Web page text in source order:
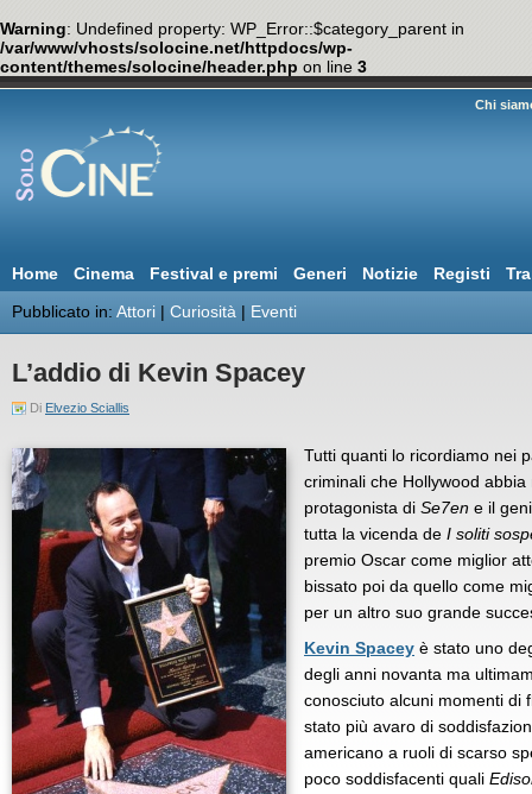
Warning: Undefined property: WP_Error::$category_parent in
/var/www/vhosts/solocine.net/httpdocs/wp-
content/themes/solocine/header.php on line 3
Chi
Home Cinema Festival e premi Generi Notizie Registi
Pubblicato in: Attori | Curiosità | Eventi
L’addio di Kevin Spacey
Di Elvezio Sciallis
Tutti quanti lo ricordiamo nei
criminali che Hollywood
protagonista di Se7en e il
tutta la vicenda de I soliti
premio Oscar come miglior
bissato poi da quello come
per un altro suo grande
Kevin Spacey è stato uno
degli anni novanta ma
conosciuto alcuni momenti di
stato più avaro di
americano a ruoli di scarso
poco soddisfacenti quali